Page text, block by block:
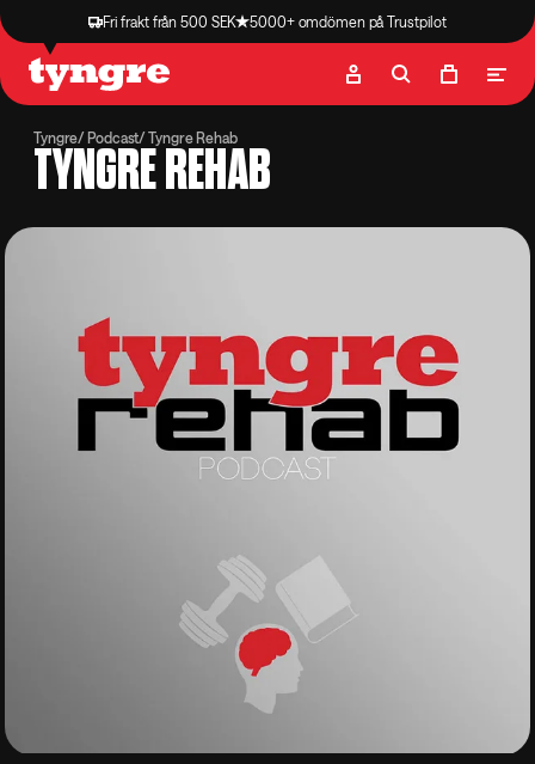
Fri frakt från 500 SEK 5000+ omdömen på Trustpilot
Butik Recept
Tyngre Podcast Tyngre Rehab
TYNGRE REHAB